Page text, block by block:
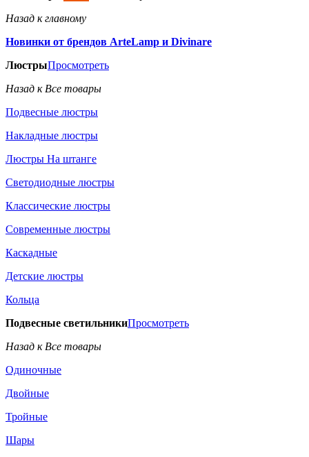
Назад к главному
Новинки от брендов ArteLamp и Divinare
ЛюстрыПросмотреть
Назад к Все товары
Подвесные люстры
Накладные люстры
Люстры На штанге
Светодиодные люстры
Классические люстры
Современные люстры
Каскадные
Детские люстры
Кольца
Подвесные светильникиПросмотреть
Назад к Все товары
Одиночные
Двойные
Тройные
Шары